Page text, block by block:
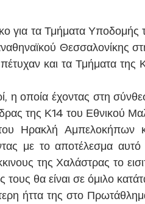
για τα Τμήματα
Θεσσαλονίκης
και τα Τμήματα της
η οποία έχοντας στη
της Κ14 του Εθνικού
Ηρακλή Αμπελοκήπων
με το αποτέλεσμα αυτό
της Χαλάστρας το
θα είναι σε όμιλο
ήττα της στο